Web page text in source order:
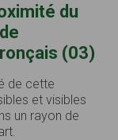
du
(03)
de cette
et visibles
un rayon de